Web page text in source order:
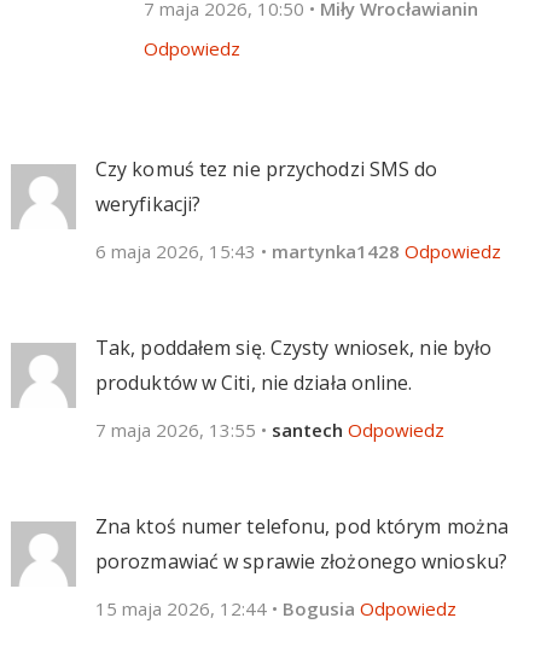
7 maja 2026, 10:50 • Miły Wrocławianin
Odpowiedz
Czy komuś tez nie przychodzi SMS do
weryfikacji?
6 maja 2026, 15:43 • martynka1428 Odpowiedz
Tak, poddałem się. Czysty wniosek, nie było
produktów w Citi, nie działa online.
7 maja 2026, 13:55 • santech Odpowiedz
Zna ktoś numer telefonu, pod którym można
porozmawiać w sprawie złożonego wniosku?
15 maja 2026, 12:44 • Bogusia Odpowiedz